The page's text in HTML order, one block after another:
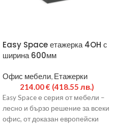
Easy Space етажерка 4OH с
ширина 600мм
Офис мебели, Етажерки
214.00€ (418.55 лв.)
Easy Space е серия от мебели –
лесно и бързо решение за всеки
офис, от доказан европейски